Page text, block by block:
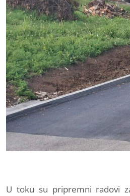
U toku su pripremni radovi